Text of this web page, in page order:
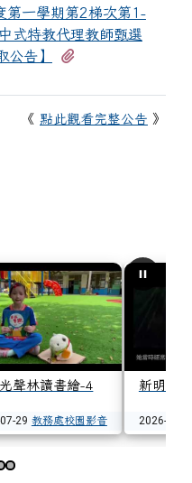
第一學期第2梯次第1-
式特教代理教師甄選
公告】
《 點此觀看完整公告 》
聲林讀書繪-4
29 教務處校園影音
新明國
2026-07-